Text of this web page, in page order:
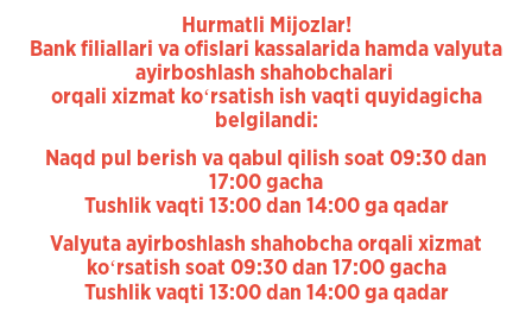
Hurmatli Mijozlar!
Bank filiallari va ofislari kassalarida hamda valyuta
ayirboshlash shahobchalari
orqali xizmat koʻrsatish ish vaqti quyidagicha
belgilandi:
Naqd pul berish va qabul qilish soat 09:30 dan
17:00 gacha
Tushlik vaqti 13:00 dan 14:00 ga qadar
Valyuta ayirboshlash shahobcha orqali xizmat
koʻrsatish soat 09:30 dan 17:00 gacha
Tushlik vaqti 13:00 dan 14:00 ga qadar